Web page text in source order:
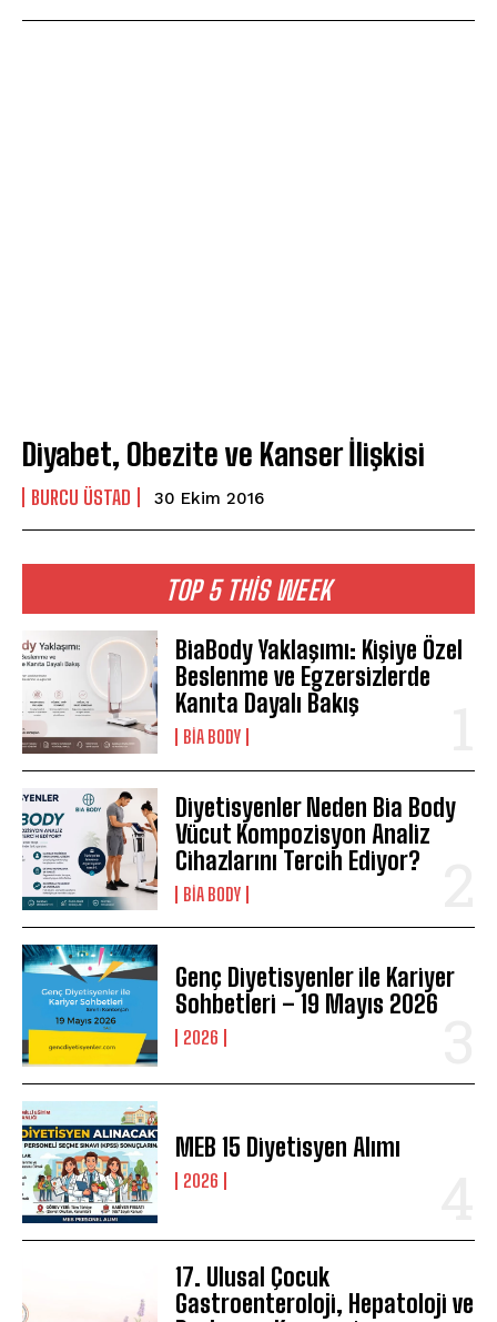
Diyabet, Obezite ve Kanser İlişkisi
BURCU ÜSTAD 30 Ekim 2016
TOP 5 THIS WEEK
BiaBody Yaklaşımı: Kişiye Özel
Beslenme ve Egzersizlerde
Kanıta Dayalı Bakış
BIA BODY
Diyetisyenler Neden Bia Body
Vücut Kompozisyon Analiz
Cihazlarını Tercih Ediyor?
BIA BODY
Genç Diyetisyenler ile Kariyer
Sohbetleri – 19 Mayıs 2026
2026
MEB 15 Diyetisyen Alımı
2026
17. Ulusal Çocuk
Gastroenteroloji, Hepatoloji ve